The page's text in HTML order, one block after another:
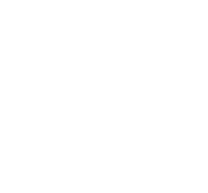
preferiti con